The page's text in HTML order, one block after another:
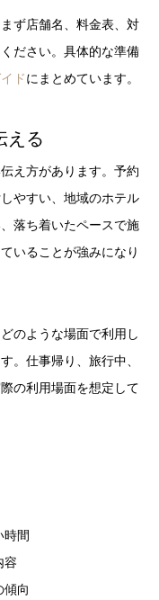
ず店舗名、料金表、対
ださい。具体的な準備
ド にまとめています。
える
え方があります。予約
やすい、地域のホテル
落ち着いたペースで施
いることが強みになり
のような場面で利用し
。仕事帰り、旅行中、
の利用場面を想定して
時間
容
傾向